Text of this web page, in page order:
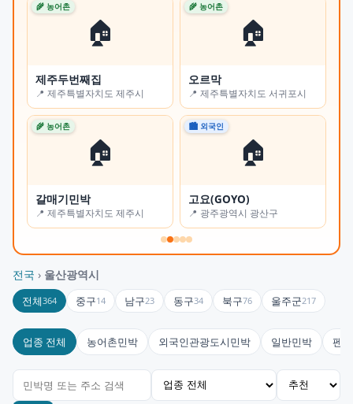
🏠
🌾 농어촌
제주두번째집
📍 제주특별자치도 제주시
🏠
🌾 농어촌
오르막
📍 제주특별자치도 서귀포시
🏠
🌾 농어촌
갈매기민박
📍 제주특별자치도 제주시
🏠
🏙 외국인
고요(GOYO)
📍 광주광역시 광산구
전국 › 울산광역시
전체364 중구14 남구23 동구34 북구76 울주군217
업종 전체 농어촌민박 외국인관광도시민박 일반민박 펜션